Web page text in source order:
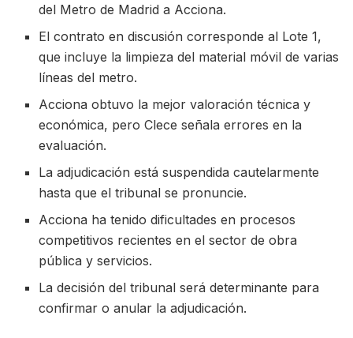
del Metro de Madrid a Acciona.
El contrato en discusión corresponde al Lote 1,
que incluye la limpieza del material móvil de varias
líneas del metro.
Acciona obtuvo la mejor valoración técnica y
económica, pero Clece señala errores en la
evaluación.
La adjudicación está suspendida cautelarmente
hasta que el tribunal se pronuncie.
Acciona ha tenido dificultades en procesos
competitivos recientes en el sector de obra
pública y servicios.
La decisión del tribunal será determinante para
confirmar o anular la adjudicación.